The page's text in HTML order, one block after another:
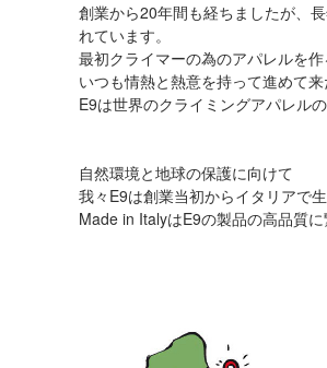
創業から20年間も経ちましたが、
れています。
最初クライマーの為のアパレルを作
いつも情熱と熱意を持って進めて
E9は世界のクライミングアパレル
自然環境と地球の保護に向けて
我々E9は創業当初からイタリアで生
Made in ItalyはE9の製品の高品質